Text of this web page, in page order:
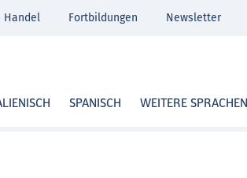
SPANISCH WEITERE SPRACHEN
Handel Fortbildungen Newsletter